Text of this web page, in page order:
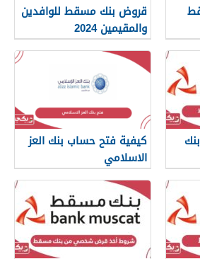
قروض بنك مسقط للوافدين
والمقيمين 2024
كيفية فتح حساب بنك العز
الاسلامي